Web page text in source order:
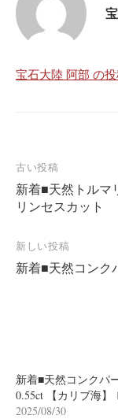
宝石大陸 阿部 の
投
稿
ナ
ビ
ゲ
古い投稿
新着■天然トルマ
リンセスカット
新しい投稿
新着■天然コンク
新着■天然コンクパ
0.55ct 【カリブ海】
2025/08/30